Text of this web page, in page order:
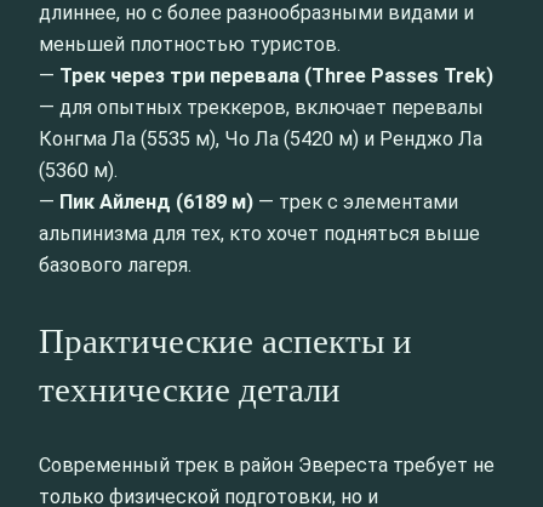
длиннее, но с более разнообразными видами и
меньшей плотностью туристов.
— Трек через три перевала (Three Passes Trek)
— для опытных треккеров, включает перевалы
Конгма Ла (5535 м), Чо Ла (5420 м) и Ренджо Ла
(5360 м).
— Пик Айленд (6189 м) — трек с элементами
альпинизма для тех, кто хочет подняться выше
базового лагеря.
Практические аспекты и
технические детали
Современный трек в район Эвереста требует не
только физической подготовки, но и